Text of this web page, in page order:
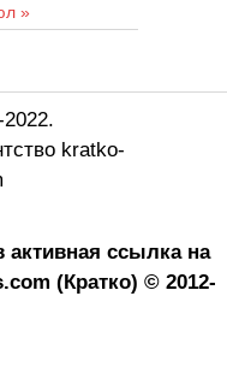
»
kratko-
активная ссылка на
(Кратко) © 2012-